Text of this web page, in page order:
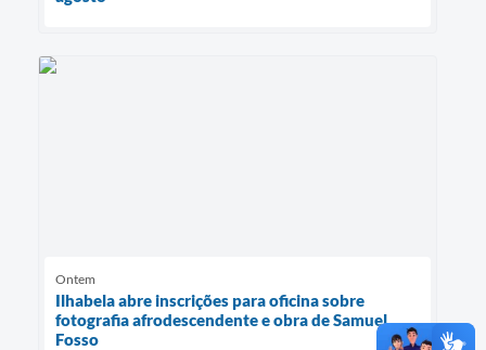
Ontem
Ilhabela abre inscrições para oficina sobre
fotografia afrodescendente e obra de Samuel
Fosso